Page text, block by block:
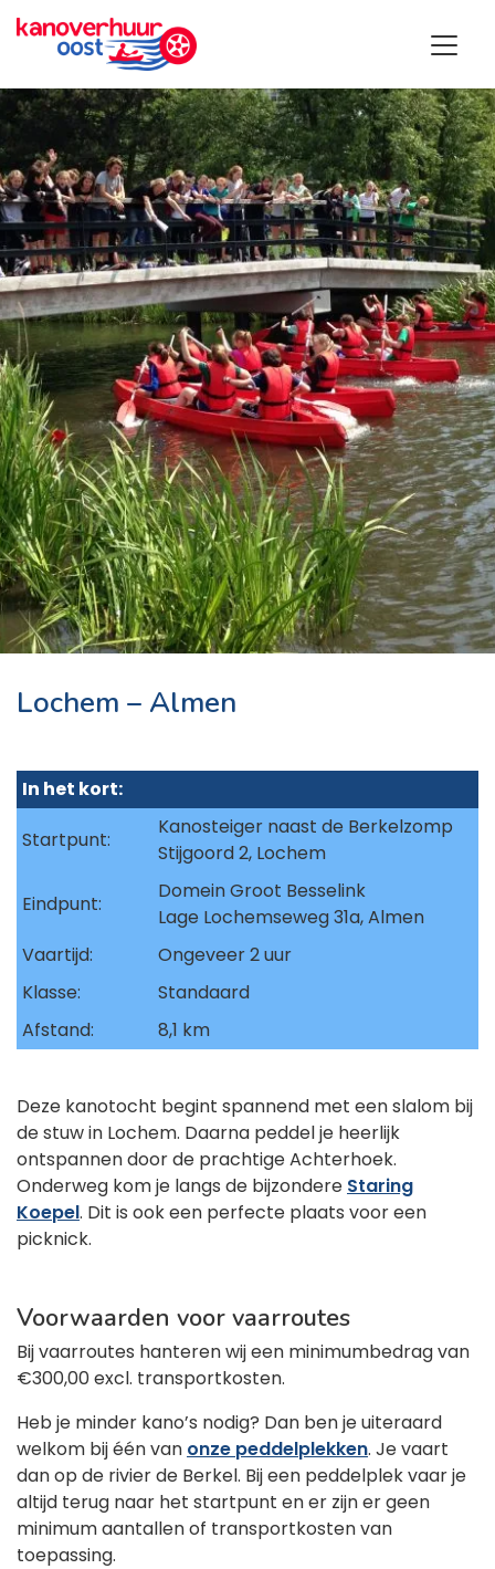
Lochem – Almen
In het kort:
Startpunt:
Kanosteiger naast de Berkelzomp
Stijgoord 2, Lochem
Eindpunt:
Domein Groot Besselink
Lage Lochemseweg 31a, Almen
Vaartijd:
Ongeveer 2 uur
Klasse:
Standaard
Afstand:
8,1 km
Deze kanotocht begint spannend met een slalom bij
de stuw in Lochem. Daarna peddel je heerlijk
ontspannen door de prachtige Achterhoek.
Onderweg kom je langs de bijzondere Staring
Koepel. Dit is ook een perfecte plaats voor een
picknick.
Voorwaarden voor vaarroutes
Bij vaarroutes hanteren wij een minimumbedrag van
€300,00 excl. transportkosten.
Heb je minder kano’s nodig? Dan ben je uiteraard
welkom bij één van onze peddelplekken. Je vaart
dan op de rivier de Berkel. Bij een peddelplek vaar je
altijd terug naar het startpunt en er zijn er geen
minimum aantallen of transportkosten van
toepassing.